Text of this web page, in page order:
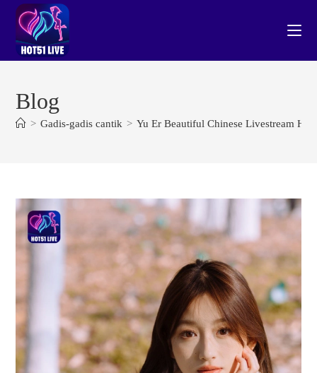
Skip
content
Blog
> Gadis-gadis cantik > Yu Er Beautiful Chinese Livestream